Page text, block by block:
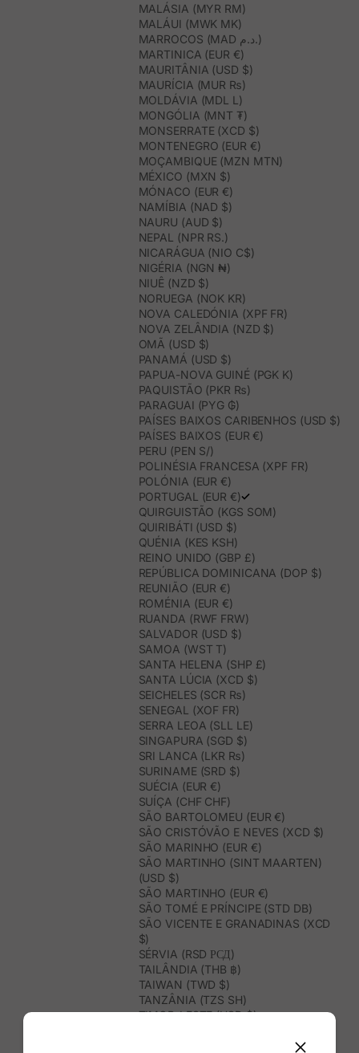
MALÁSIA (MYR RM)
MALÁUI (MWK MK)
MARROCOS (MAD د.م.)
MARTINICA (EUR €)
MAURITÂNIA (USD $)
MAURÍCIA (MUR ₨)
MOLDÁVIA (MDL L)
MONGÓLIA (MNT ₮)
MONSERRATE (XCD $)
MONTENEGRO (EUR €)
MOÇAMBIQUE (MZN MTN)
MÉXICO (MXN $)
MÓNACO (EUR €)
NAMÍBIA (NAD $)
NAURU (AUD $)
NEPAL (NPR RS.)
NICARÁGUA (NIO C$)
NIGÉRIA (NGN ₦)
NIUÊ (NZD $)
NORUEGA (NOK KR)
NOVA CALEDÓNIA (XPF FR)
NOVA ZELÂNDIA (NZD $)
OMÃ (USD $)
PANAMÁ (USD $)
PAPUA-NOVA GUINÉ (PGK K)
PAQUISTÃO (PKR ₨)
PARAGUAI (PYG ₲)
PAÍSES BAIXOS CARIBENHOS (USD $)
PAÍSES BAIXOS (EUR €)
PERU (PEN S/)
POLINÉSIA FRANCESA (XPF FR)
POLÓNIA (EUR €)
PORTUGAL (EUR €)
QUIRGUISTÃO (KGS SOM)
QUIRIBÁTI (USD $)
QUÉNIA (KES KSH)
REINO UNIDO (GBP £)
REPÚBLICA DOMINICANA (DOP $)
REUNIÃO (EUR €)
ROMÉNIA (EUR €)
RUANDA (RWF FRW)
SALVADOR (USD $)
SAMOA (WST T)
SANTA HELENA (SHP £)
SANTA LÚCIA (XCD $)
SEICHELES (SCR ₨)
SENEGAL (XOF FR)
SERRA LEOA (SLL LE)
SINGAPURA (SGD $)
SRI LANCA (LKR ₨)
SURINAME (SRD $)
SUÉCIA (EUR €)
SUÍÇA (CHF CHF)
SÃO BARTOLOMEU (EUR €)
SÃO CRISTÓVÃO E NEVES (XCD $)
SÃO MARINHO (EUR €)
SÃO MARTINHO (SINT MAARTEN)
(USD $)
SÃO MARTINHO (EUR €)
SÃO TOMÉ E PRÍNCIPE (STD DB)
SÃO VICENTE E GRANADINAS (XCD
$)
SÉRVIA (RSD РСД)
TAILÂNDIA (THB ฿)
TAIWAN (TWD $)
TANZÂNIA (TZS SH)
TIMOR-LESTE (USD $)